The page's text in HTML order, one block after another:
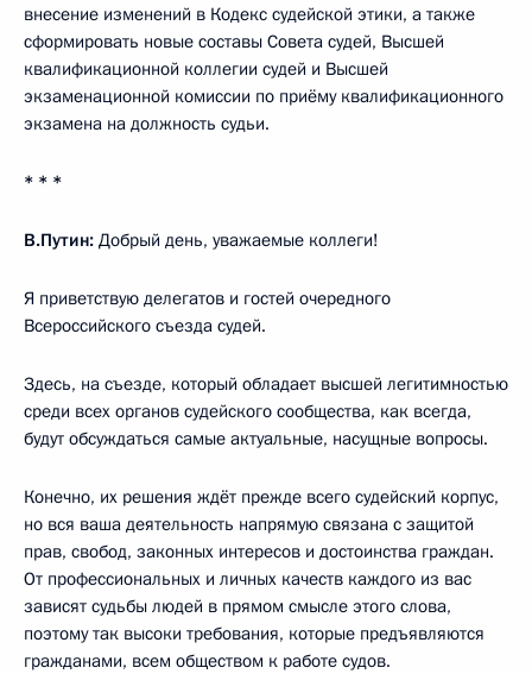
внесение изменений в Кодекс судейской этики, а также
сформировать новые составы Совета судей, Высшей
квалификационной коллегии судей и Высшей
экзаменационной комиссии по приёму квалификационного
экзамена на должность судьи.
* * *
В.Путин: Добрый день, уважаемые коллеги!
Я приветствую делегатов и гостей очередного
Всероссийского съезда судей.
Здесь, на съезде, который обладает высшей легитимностью
среди всех органов судейского сообщества, как всегда,
будут обсуждаться самые актуальные, насущные вопросы.
Конечно, их решения ждёт прежде всего судейский корпус,
но вся ваша деятельность напрямую связана с защитой
прав, свобод, законных интересов и достоинства граждан.
От профессиональных и личных качеств каждого из вас
зависят судьбы людей в прямом смысле этого слова,
поэтому так высоки требования, которые предъявляются
гражданами, всем обществом к работе судов.